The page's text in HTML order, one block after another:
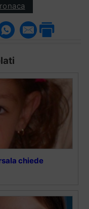
chiede